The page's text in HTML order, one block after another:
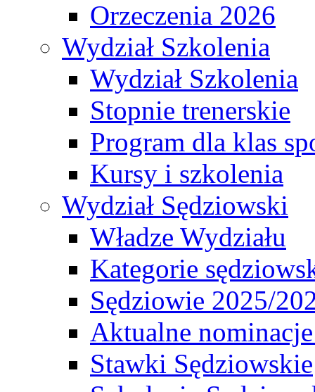
Orzeczenia 2026
Wydział Szkolenia
Wydział Szkolenia
Stopnie trenerskie
Program dla klas
Kursy i szkolenia
Wydział Sędziowski
Władze Wydziału
Kategorie
Sędziowie 2025/
Aktualne
Stawki Sędziowskie